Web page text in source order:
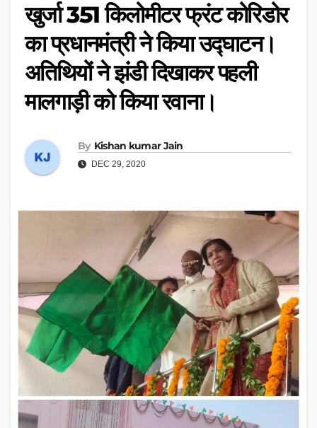
खुर्जा 351 किलोमीटर फ्रंट कोरिडोर
का प्रधानमंत्री ने किया उद्घाटन।
अतिथियों ने झंडी दिखाकर पहली
मालगाड़ी को किया रवाना।
By Kishan kumar Jain
DEC 29, 2020